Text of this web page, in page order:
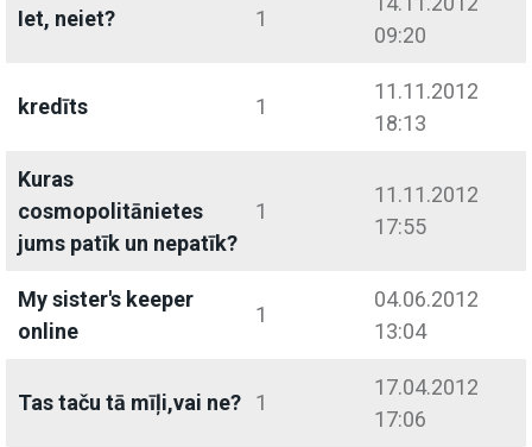
Iet, neiet? 1
09:20
kredīts 1
11.11.2012
18:13
Kuras
cosmopolitānietes
jums patīk un nepatīk?
1
11.11.2012
17:55
My sister's keeper
online
1
04.06.2012
13:04
Tas taču tā mīļi,vai ne? 1
17.04.2012
17:06